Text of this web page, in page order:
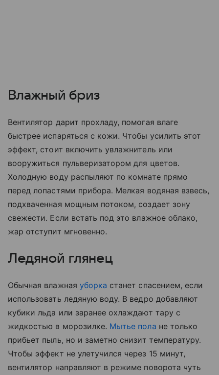
Влажный бриз
Вентилятор дарит прохладу, помогая влаге
быстрее испаряться с кожи. Чтобы усилить этот
эффект, стоит включить увлажнитель или
вооружиться пульверизатором для цветов.
Холодную воду распыляют по комнате прямо
перед лопастями прибора. Мелкая водяная взвесь,
подхваченная мощным потоком, создает зону
свежести. Если встать под это влажное облако,
жар отступит мгновенно.
Ледяной глянец
Обычная влажная уборка станет спасением, если
использовать ледяную воду. В ведро добавляют
кубики льда или заранее охлаждают тару с
жидкостью в морозилке. Мытье пола не только
прибьет пыль, но и заметно снизит температуру.
Чтобы эффект не улетучился через 15 минут,
вентилятор направляют в режиме поворота чуть